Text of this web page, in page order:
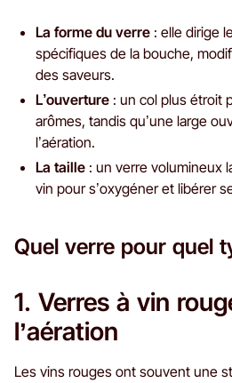
La forme du verre : elle dirige
spécifiques de la bouche,
des saveurs.
L’ouverture : un col plus étroit
arômes, tandis qu’une large
l’aération.
La taille : un verre volumineux
vin pour s’oxygéner et libérer
Quel verre pour quel
1. Verres à vin
l’aération
Les vins rouges ont souvent une